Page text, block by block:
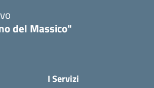
del Massico"
I Servizi